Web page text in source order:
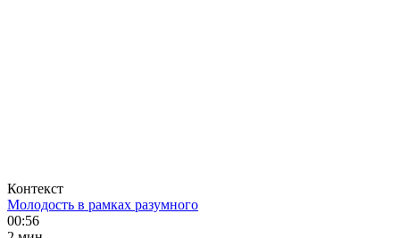
Контекст
Молодость в рамках разумного
00:56